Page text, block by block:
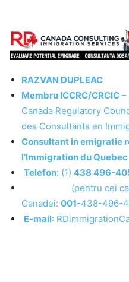
RAZVAN DUPLEAC
Membru ICCRC/CRCIC –
Canada Regulatory
des Consultants en
Consultant in emigratie
l’Immigration du Quebec
Telefon: (1) 438 496-
(pentru cei care
Canadei: 001-438-496-
E-mail: